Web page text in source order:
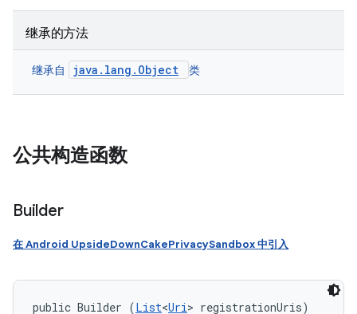
继承的方法
继承自 java.lang.Object 类
公共构造函数
Builder
在 Android UpsideDownCakePrivacySandbox 中引入
public Builder (List<Uri> registrationUris)